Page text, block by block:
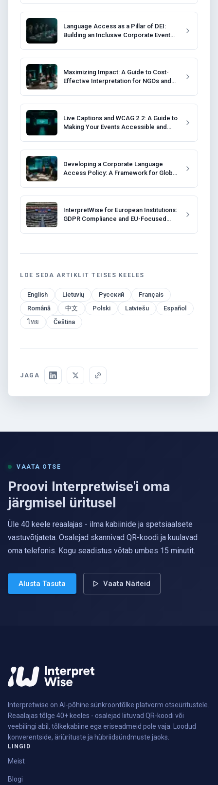
Language Access as a Pillar of DEI:
Building an Inclusive Corporate Event
Maximizing Impact: A Guide to Cost-
Effective Interpretation for NGOs and
Live Captions and WCAG 2.2: A Guide to
Making Your Events Accessible and
Developing a Corporate Language
Access Policy: A Framework for Global
InterpretWise for European Institutions:
GDPR Compliance and EU-Focused
LOE SEDA ARTIKLIT TEISES KEELES
English Lietuvių Русский
Français
Română
中文 Polski Latviešu
Español
ไทย
Čeština
JAGA
VAATA OTSE
Proovi Interpretwise'i oma
järgmisel üritusel
Üle 40 keele reaalajas - ilma kabiinide ja spetsiaalsete
vastuvõtjateta. Osalejad skannivad QR-koodi ja kuulavad
oma telefonis. Kogu seadistus võtab umbes 15 minutit.
Alusta Tasuta Vaata Näiteid
Interpretwise on AI-põhine sünkroontõlke platvorm otseüritustele.
Reaalajas tõlge 40+ keeles - osalejad liituvad QR-koodi või
veebilingi abil, tõlkekabiine ega eriseadmeid pole vaja. Loodud
konverentside, äriürituste ja hübriidsündmuste jaoks.
LINGID
Meist
Blogi